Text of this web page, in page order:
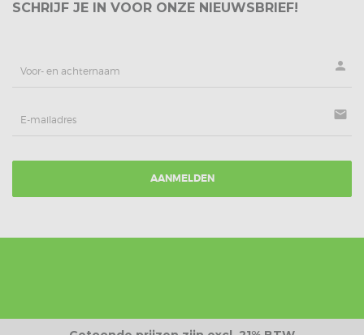
SCHRIJF JE IN VOOR ONZE NIEUWSBRIEF!
person
mail
AANMELDEN